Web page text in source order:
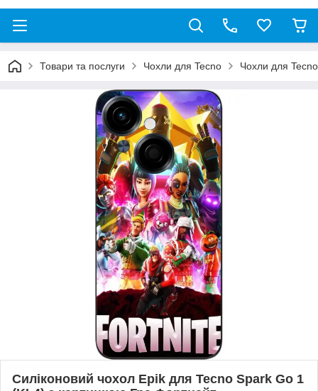
Товари та послуги Чохли для Tecno Чохли для
Силіконовий чохол Epik для Tecno Spark Go 1